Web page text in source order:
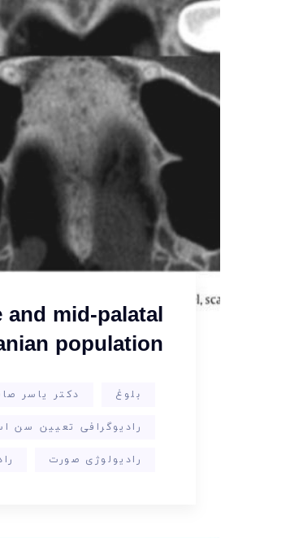
mid-palatal
population
بلوغ دکتر یاسر
رادیوگرافی تعیین سن
رادیولوژی صورت